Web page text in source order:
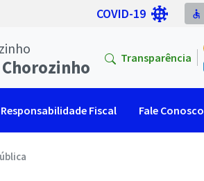
COVID-19 accessible
Transparência
Responsabilidade Fiscal Fale Conosco